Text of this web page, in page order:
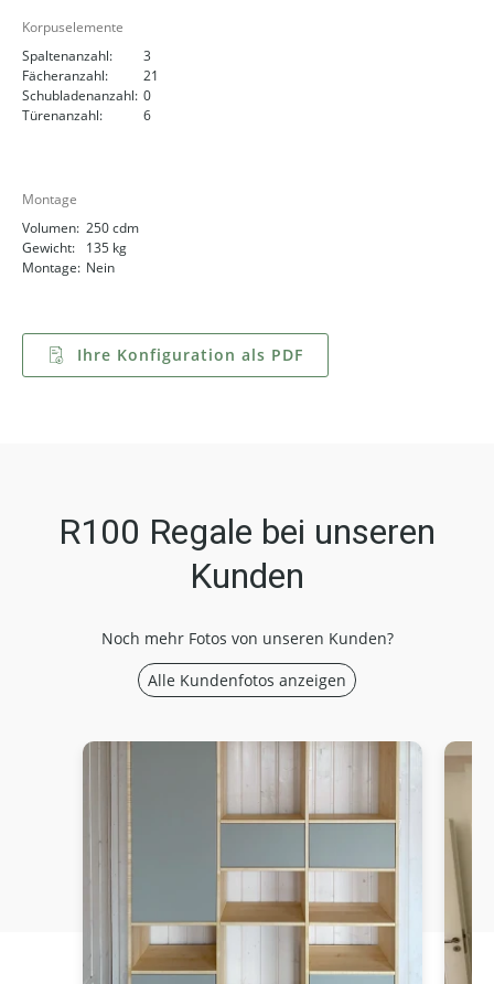
Korpuselemente
Spaltenanzahl:
3
Fächeranzahl:
21
Schubladenanzahl: 0
Türenanzahl:
6
Montage
Volumen: 250 cdm
Gewicht:
135 kg
Montage: Nein
Ihre Konfiguration als PDF
R100 Regale bei unseren
Kunden
Noch mehr Fotos von unseren Kunden?
Alle Kundenfotos anzeigen